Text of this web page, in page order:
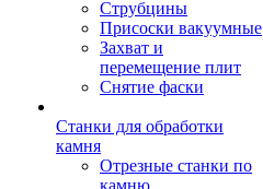
Струбцины
Присоски вакуумные
Захват и
перемещение плит
Снятие фаски
Станки для обработки
камня
Отрезные станки по
камню